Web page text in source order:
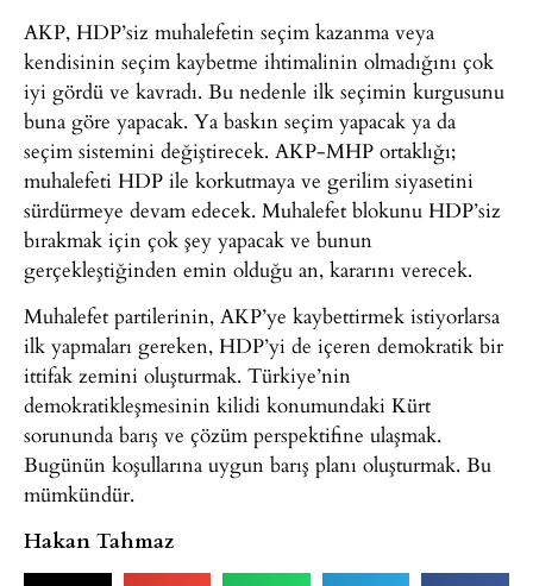
AKP, HDP’siz muhalefetin seçim kazanma veya
kendisinin seçim kaybetme ihtimalinin olmadığını çok
iyi gördü ve kavradı. Bu nedenle ilk seçimin kurgusunu
buna göre yapacak. Ya baskın seçim yapacak ya da
seçim sistemini değiştirecek. AKP-MHP ortaklığı;
muhalefeti HDP ile korkutmaya ve gerilim siyasetini
sürdürmeye devam edecek. Muhalefet blokunu HDP’siz
bırakmak için çok şey yapacak ve bunun
gerçekleştiğinden emin olduğu an, kararını verecek.
Muhalefet partilerinin, AKP’ye kaybettirmek istiyorlarsa
ilk yapmaları gereken, HDP’yi de içeren demokratik bir
ittifak zemini oluşturmak. Türkiye’nin
demokratikleşmesinin kilidi konumundaki Kürt
sorununda barış ve çözüm perspektifine ulaşmak.
Bugünün koşullarına uygun barış planı oluşturmak. Bu
mümkündür.
Hakan Tahmaz